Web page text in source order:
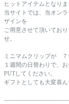
ヒットアイテムとなり
当サイトでは、当オン
ザインを
ご用意させて頂いてお
せ。
ミニマムクリップが ７
１週間の日替わりで、
PUTしてください。
ギフトとしても大変喜